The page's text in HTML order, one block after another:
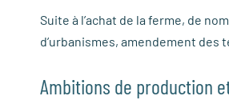
Suite à l’achat de la ferme, de
d’urbanismes, amendement
Ambitions de production